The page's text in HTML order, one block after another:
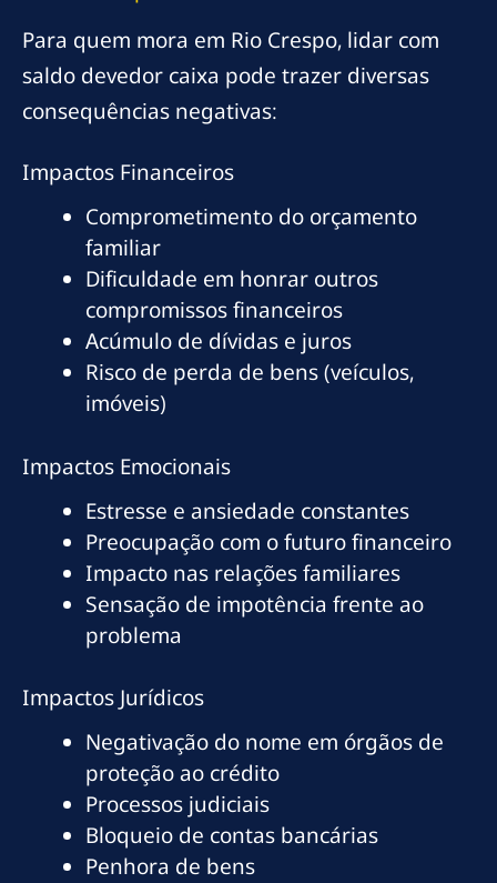
Para quem mora em Rio Crespo, lidar com
saldo devedor caixa pode trazer diversas
consequências negativas:
Impactos Financeiros
Comprometimento do orçamento
familiar
Dificuldade em honrar outros
compromissos financeiros
Acúmulo de dívidas e juros
Risco de perda de bens (veículos,
imóveis)
Impactos Emocionais
Estresse e ansiedade constantes
Preocupação com o futuro financeiro
Impacto nas relações familiares
Sensação de impotência frente ao
problema
Impactos Jurídicos
Negativação do nome em órgãos de
proteção ao crédito
Processos judiciais
Bloqueio de contas bancárias
Penhora de bens